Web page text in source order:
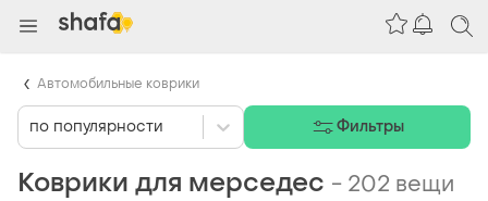
Коврики для мерседес - 202 вещи
по популярности Фильтры
Автомобильные коврики